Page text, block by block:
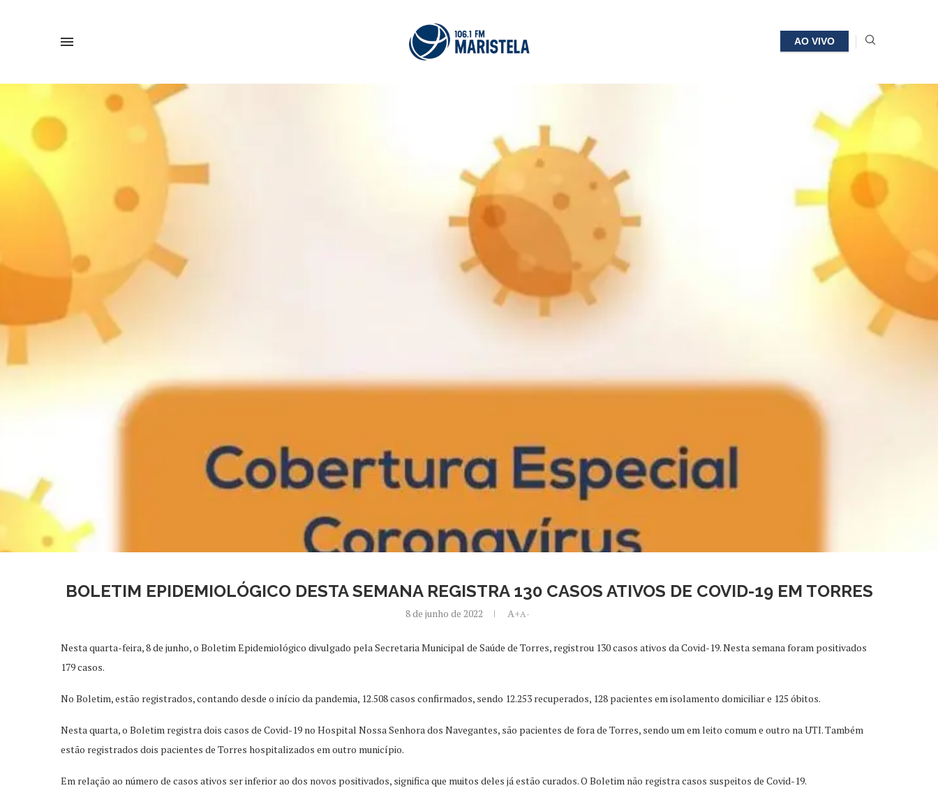
AO VIVO
BOLETIM EPIDEMIOLÓGICO DESTA SEMANA REGISTRA 130 CASOS ATIVOS DE COVID-19 EM TORRES
8 de junho de 2022 A+A-
Nesta quarta-feira, 8 de junho, o Boletim Epidemiológico divulgado pela Secretaria Municipal de Saúde de Torres, registrou 130 casos ativos da Covid-19. Nesta semana foram positivados
179 casos.
No Boletim, estão registrados, contando desde o início da pandemia, 12.508 casos confirmados, sendo 12.253 recuperados, 128 pacientes em isolamento domiciliar e 125 óbitos.
Nesta quarta, o Boletim registra dois casos de Covid-19 no Hospital Nossa Senhora dos Navegantes, são pacientes de fora de Torres, sendo um em leito comum e outro na UTI. Também
estão registrados dois pacientes de Torres hospitalizados em outro município.
Em relação ao número de casos ativos ser inferior ao dos novos positivados, significa que muitos deles já estão curados. O Boletim não registra casos suspeitos de Covid-19.